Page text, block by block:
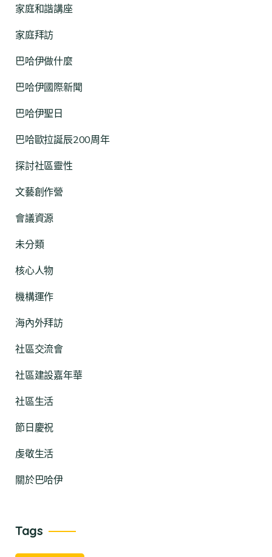
家庭和諧講座
家庭拜訪
巴哈伊做什麼
巴哈伊國際新聞
巴哈伊聖日
巴哈歐拉誕辰200周年
探討社區靈性
文藝創作營
會議資源
未分類
核心人物
機構運作
海內外拜訪
社區交流會
社區建設嘉年華
社區生活
節日慶祝
虔敬生活
關於巴哈伊
Tags